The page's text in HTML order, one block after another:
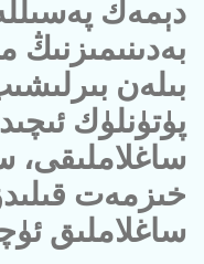
دېمەك
بەدىنىمىزنىڭ
بىلەن
پۈتۈنلۈك
ساغلاملىقى،
خىزمەت
ساغلاملىق